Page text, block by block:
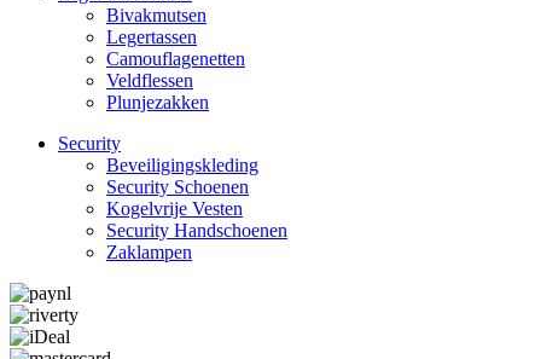
Bivakmutsen
Legertassen
Camouflage­­netten
Veldflessen
Plunjezakken
Security
Beveiligings­­kleding
Security Schoenen
Kogelvrije Vesten
Security Hand­­schoenen
Zaklampen